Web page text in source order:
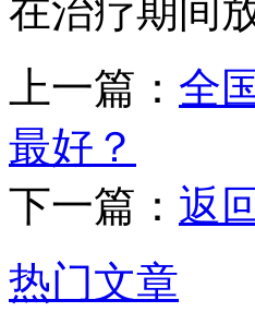
在治疗期间
上一篇： 全
最好？
下一篇： 返
热门文章